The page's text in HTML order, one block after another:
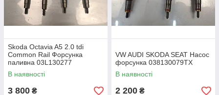
Skoda Octavia A5 2.0 tdi
Common Rail Форсунка
паливна 03L130277
В наявності
3 800 ₴
VW AUDI SKODA SEAT Насос
форсунка 038130079TX
В наявності
2 200 ₴